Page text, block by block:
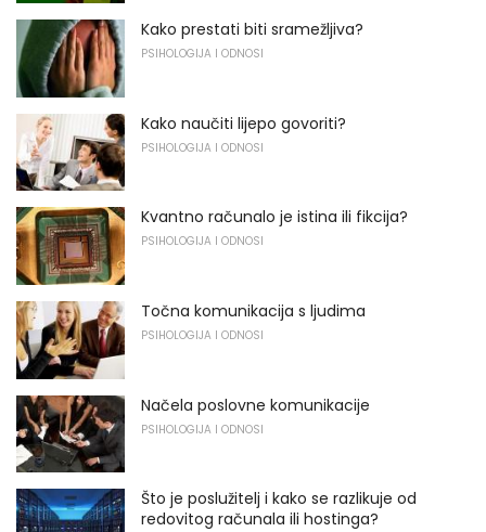
Kako prestati biti sramežljiva?
PSIHOLOGIJA I ODNOSI
Kako naučiti lijepo govoriti?
PSIHOLOGIJA I ODNOSI
Kvantno računalo je istina ili fikcija?
PSIHOLOGIJA I ODNOSI
Točna komunikacija s ljudima
PSIHOLOGIJA I ODNOSI
Načela poslovne komunikacije
PSIHOLOGIJA I ODNOSI
Što je poslužitelj i kako se razlikuje od
redovitog računala ili hostinga?